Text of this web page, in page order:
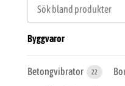
Byggvaror
Betongvibrator 22